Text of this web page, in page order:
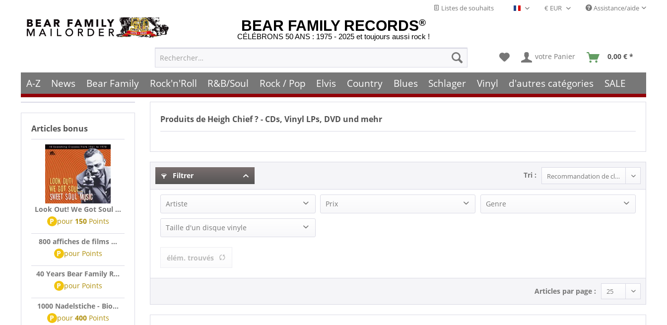
Listes de souhaits Français- FR Assistance/aide
BEAR FAMILY RECORDS®
CÉLÉBRONS 50 ANS : 1975 - 2025 et toujours aussi rock !
votre Panier 0,00 € *
A-Z News Bear Family Rock'n'Roll R&B/Soul Rock / Pop Elvis Country Blues Schlager Vinyl d'autres catégories SALE
Articles bonus
Look Out! We Got Soul ...
P pour 150Points
800 affiches de films ...
P pour Points
40 Years Bear Family R...
P pour Points
1000 Nadelstiche - Bio...
P pour 400Points
Produits de Heigh Chief? - CDs, Vinyl LPs, DVD und mehr
Filtrer Tri :
Artiste
Heigh Chief (2)
Prix Genre
Taille d'un disque vinyle
élém. trouvés
Articles par page :